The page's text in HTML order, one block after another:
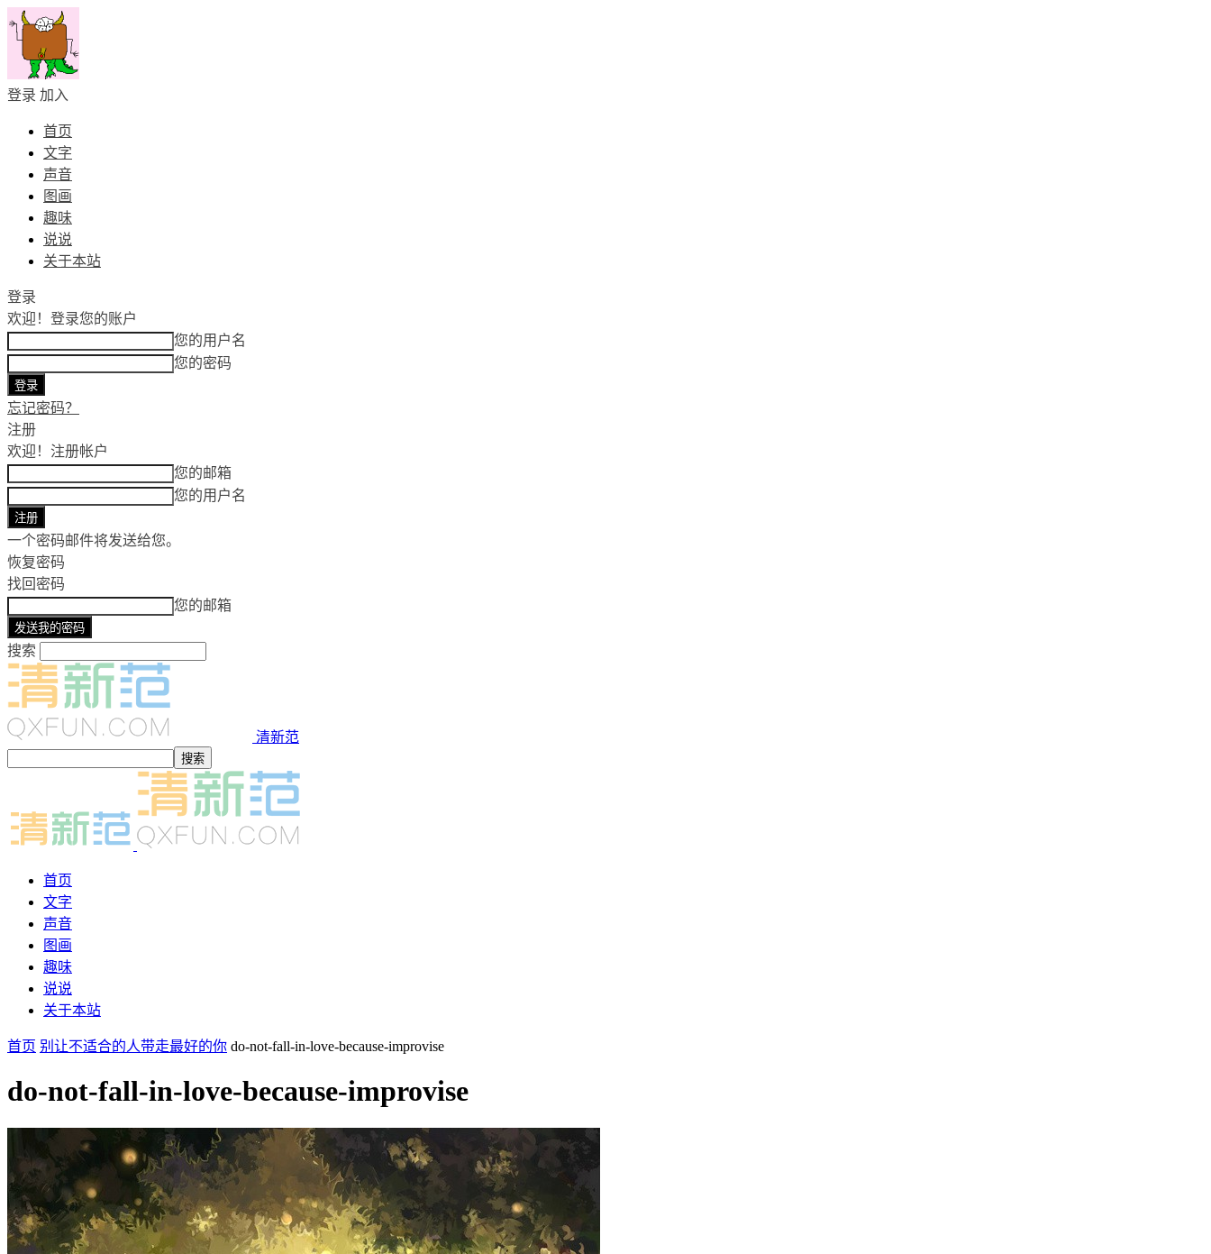
登录 加入
首页
文字
声音
图画
趣味
说说
关于本站
登录
欢迎！ 登录您的账户
您的用户名
您的密码
忘记密码？
注册
欢迎！ 注册帐户
您的邮箱
您的用户名
一个密码邮件将发送给您。
恢复密码
找回密码
您的邮箱
搜索
清新范
首页
文字
声音
图画
趣味
说说
关于本站
首页 别让不适合的人带走最好的你 do-not-fall-in-love-because-improvise
do-not-fall-in-love-because-improvise